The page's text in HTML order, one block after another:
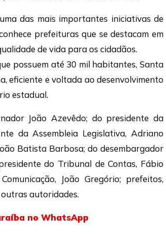
das mais importantes iniciativas de
prefeituras que se destacam em
de vida para os cidadãos.
possuem até 30 mil habitantes, Santa
eficiente e voltada ao desenvolvimento
estadual.
João Azevêdo; do presidente da
da Assembleia Legislativa, Adriano
Batista Barbosa; do desembargador
do Tribunal de Contas, Fábio
João Gregório; prefeitos,
autoridades.
no WhatsApp